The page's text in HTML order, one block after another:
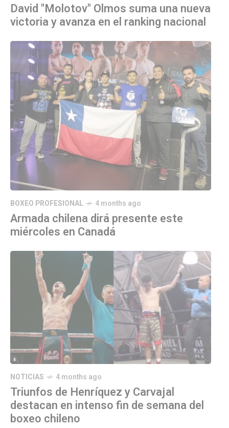
David "Molotov" Olmos suma una nueva
victoria y avanza en el ranking nacional
BOXEO PROFESIONAL 4 months ago
Armada chilena dirá presente este
miércoles en Canadá
NOTICIAS 4 months ago
Triunfos de Henríquez y Carvajal
destacan en intenso fin de semana del
boxeo chileno